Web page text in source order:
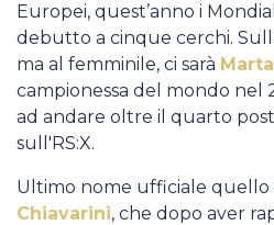
Europei, quest’anno i
debutto a cinque cerchi.
ma al femminile, ci sarà
campionessa del mondo nel
ad andare oltre il quarto
sull'RS:X.
Ultimo nome ufficiale quello
Chiavarini, che dopo aver